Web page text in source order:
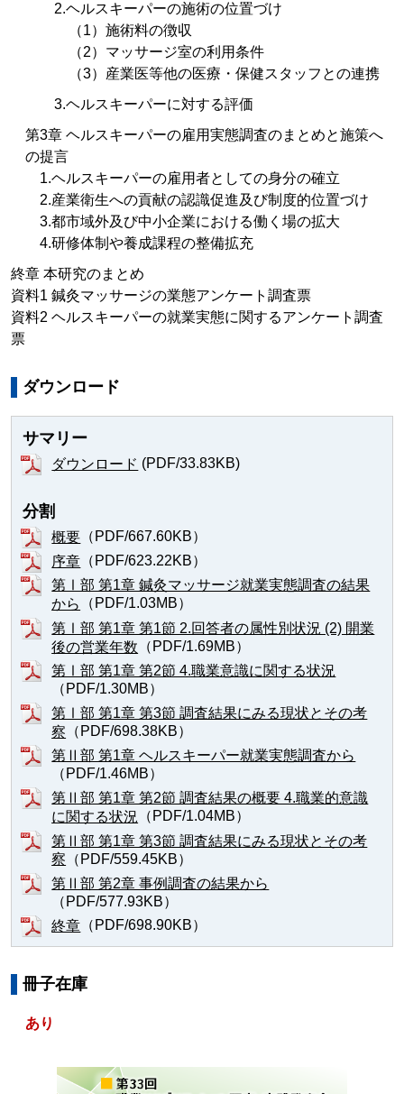
2.ヘルスキーパーの施術の位置づけ
（1）施術料の徴収
（2）マッサージ室の利用条件
（3）産業医等他の医療・保健スタッフとの連携
3.ヘルスキーパーに対する評価
第3章 ヘルスキーパーの雇用実態調査のまとめと施策へ
の提言
1.ヘルスキーパーの雇用者としての身分の確立
2.産業衛生への貢献の認識促進及び制度的位置づけ
3.都市域外及び中小企業における働く場の拡大
4.研修体制や養成課程の整備拡充
終章 本研究のまとめ
資料1 鍼灸マッサージの業態アンケート調査票
資料2 ヘルスキーパーの就業実態に関するアンケート調査
票
ダウンロード
サマリー
ダウンロード (PDF/33.83KB)
分割
概要 （PDF/667.60KB）
序章 （PDF/623.22KB）
第Ⅰ部 第1章 鍼灸マッサージ就業実態調査の結果
から
（PDF/1.03MB）
第Ⅰ部 第1章 第1節 2.回答者の属性別状況 (2) 開業
後の営業年数 （PDF/1.69MB）
第Ⅰ部 第1章 第2節 4.職業意識に関する状況
（PDF/1.30MB）
第Ⅰ部 第1章 第3節 調査結果にみる現状とその考
察 （PDF/698.38KB）
第Ⅱ部 第1章 ヘルスキーパー就業実態調査から
（PDF/1.46MB）
第Ⅱ部 第1章 第2節 調査結果の概要 4.職業的意識
に関する状況 （PDF/1.04MB）
第Ⅱ部 第1章 第3節 調査結果にみる現状とその考
察 （PDF/559.45KB）
第Ⅱ部 第2章 事例調査の結果から
（PDF/577.93KB）
終章 （PDF/698.90KB）
冊子在庫
あり